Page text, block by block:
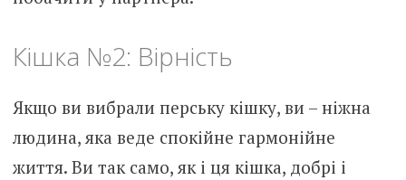
Кішка №2: Вірність
Якщо ви вибрали перську кішку, ви – ніжна
людина, яка веде спокійне гармонійне
життя. Ви так само, як і ця кішка, добрі і